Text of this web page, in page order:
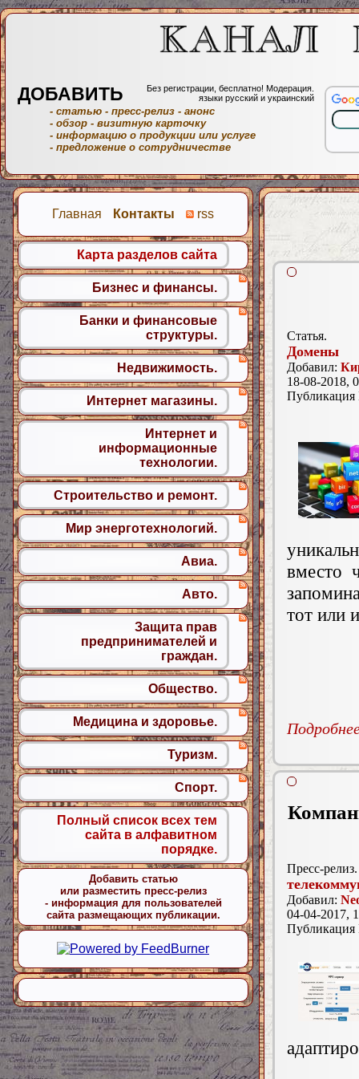
Статья.
Домены
Добавил:
18-08-2018,
вместо
тот или
Пресс-релиз.
Добавил:
04-04-2017,
Главная Контакты rss
Карта разделов сайта
Бизнес и финансы.
Банки и финансовые
структуры.
Недвижимость.
Интернет магазины.
Интернет и
информационные
технологии.
Строительство и ремонт.
Мир энерготехнологий.
Авиа.
Авто.
Защита прав
предпринимателей и
граждан.
Общество.
Медицина и здоровье.
Туризм.
Спорт.
Полный список всех тем
сайта в алфавитном
порядке.
Добавить статью
или разместить пресс-релиз
- информация для пользователей
сайта размещающих публикации.
ДОБАВИТЬ
Без регистрации, бесплатно! Модерация.
языки русский и украинский
- статью - пресс-релиз - анонс
- обзор - визитную карточку
- информацию о продукции или услуге
- предложение о сотрудничестве